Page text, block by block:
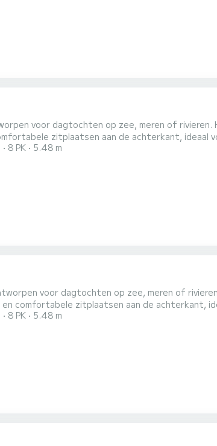
voor dagtochten op zee, meren of rivieren.
zitplaatsen aan de achterkant, ideaal
van geruisloos varen met respect voor
Dankzij de elektrische motor is het beheer
8 PK 5.48 m
voor dagtochten op zee, meren of
comfortabele zitplaatsen aan de achterkant,
comfort van geruisloos varen met respect voor
Dankzij de elektrische motor is het
8 PK 5.48 m